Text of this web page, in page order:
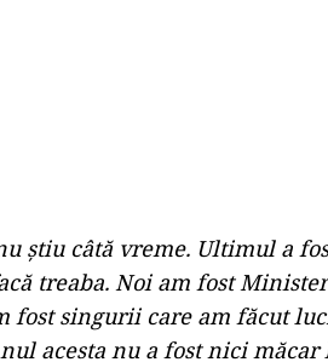
știu câtă vreme. Ultimul a
treaba. Noi am fost
fost singurii care am făcut
acesta nu a fost nici măcar